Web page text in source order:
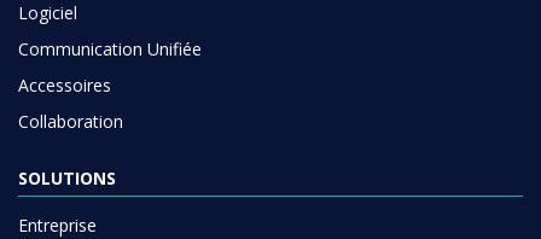
Logiciel
Communication Unifiée
Accessoires
Collaboration
SOLUTIONS
Entreprise